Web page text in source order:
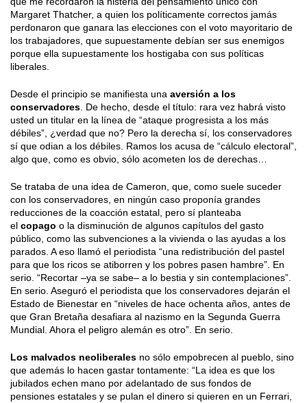
Margaret Thatcher, a quien los políticamente correctos jamás
perdonaron que ganara las elecciones con el voto mayoritario de
los trabajadores, que supuestamente debían ser sus enemigos
porque ella supuestamente los hostigaba con sus políticas
liberales.
Desde el principio se manifiesta una aversión a los
conservadores. De hecho, desde el título: rara vez habrá visto
usted un titular en la línea de “ataque progresista a los más
débiles”, ¿verdad que no? Pero la derecha sí, los conservadores
sí que odian a los débiles. Ramos los acusa de “cálculo electoral”,
algo que, como es obvio, sólo acometen los de derechas…
Se trataba de una idea de Cameron, que, como suele suceder
con los conservadores, en ningún caso proponía grandes
reducciones de la coacción estatal, pero sí planteaba
el copago o la disminución de algunos capítulos del gasto
público, como las subvenciones a la vivienda o las ayudas a los
parados. A eso llamó el periodista “una redistribución del pastel
para que los ricos se atiborren y los pobres pasen hambre”. En
serio. “Recortar –ya se sabe– a lo bestia y sin contemplaciones”.
En serio. Aseguró el periodista que los conservadores dejarán el
Estado de Bienestar en “niveles de hace ochenta años, antes de
que Gran Bretaña desafiara al nazismo en la Segunda Guerra
Mundial. Ahora el peligro alemán es otro”. En serio.
Los malvados neoliberales no sólo empobrecen al pueblo, sino
que además lo hacen gastar tontamente: “La idea es que los
jubilados echen mano por adelantado de sus fondos de
pensiones estatales y se pulan el dinero si quieren en un Ferrari,